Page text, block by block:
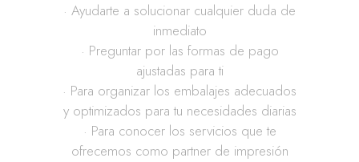
· Ayudarte a solucionar cualquier duda de
inmediato
· Preguntar por las formas de pago
ajustadas para ti
· Para organizar los embalajes adecuados
y optimizados para tu necesidades diarias
· Para conocer los servicios que te
ofrecemos como partner de impresión